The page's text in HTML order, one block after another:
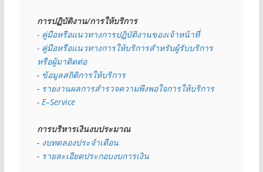
การปฏิบัติงาน/การให้บริการ
- คู่มือหรือแนวทางการปฏิบัติงานของเจ้าหน้าที่
- คู่มือหรือแนวทางการให้บริการสำหรับผู้รับบริการ
หรือผู้มาติดต่อ
- ข้อมูลสถิติการให้บริการ
- รายงานผลการสำรวจความพึงพอใจการให้บริการ
- E–Service
การบริหารเงินงบประมาณ
- งบทดลองประจำเดือน
- รายละเอียดประกอบงบการเงิน